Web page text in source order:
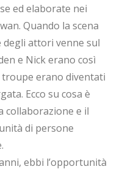
ed elaborate nei
Quando la scena
attori venne sul
e Nick erano così
erano diventati
Ecco su cosa è
collaborazione e il
di persone
ebbi l’opportunità